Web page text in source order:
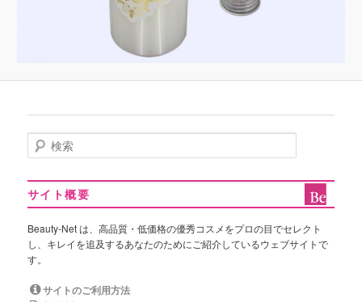
検
索
サイト概要
Beauty-Net は、高品質・低価格の優秀コスメをプロの目でセレクト
し、キレイを追及するあなたのためにご紹介しているウェブサイトで
す。
サイトのご利用方法